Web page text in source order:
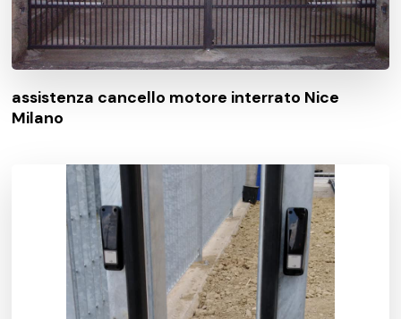
assistenza cancello motore interrato Nice
Milano